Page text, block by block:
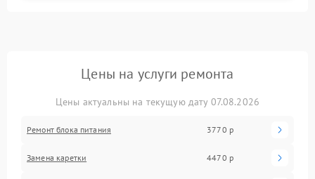
Цены на услуги ремонта
Цены актуальны на текущую дату 07.08.2026
Ремонт блока питания 3770 р
Замена каретки 4470 р